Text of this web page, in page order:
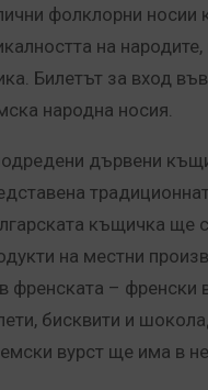
фолклорни носии
на
Билетът за вход
народна носия.
дървени
къщичка ще
на местни
френската – френски
бисквити и
вурст ще има в